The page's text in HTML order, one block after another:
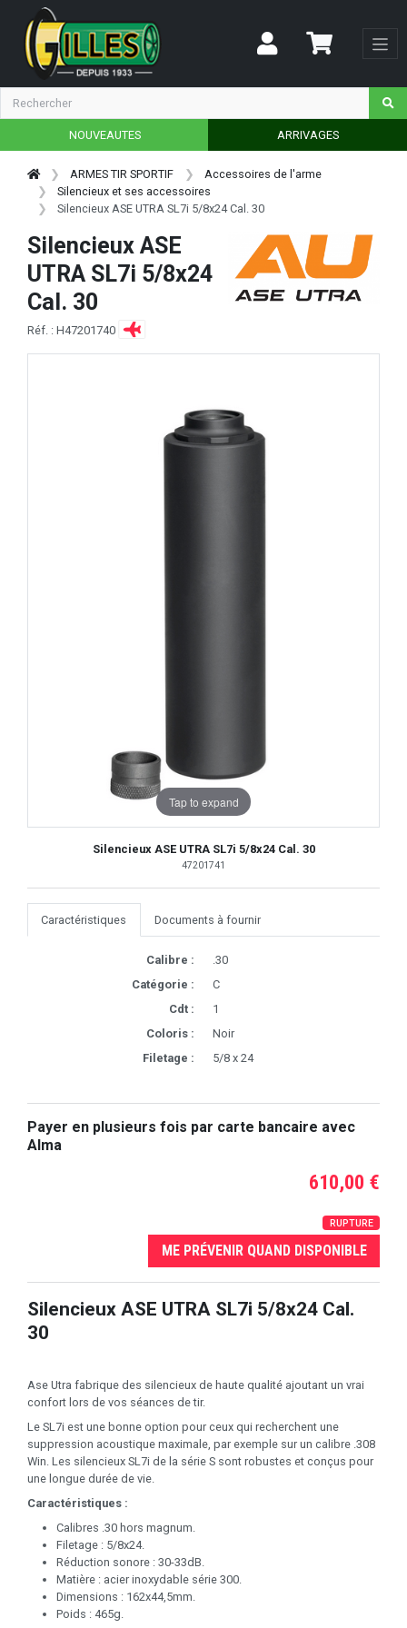
NOUVEAUTES ARRIVAGES
ARMES TIR SPORTIF
Accessoires de l'arme
Silencieux et ses accessoires
Silencieux ASE UTRA SL7i 5/8x24 Cal. 30
Silencieux ASE
UTRA SL7i 5/8x24
Cal. 30
Réf. : H47201740
Tap to expand
Silencieux ASE UTRA SL7i 5/8x24 Cal. 30
47201741
Caractéristiques Documents à fournir
Calibre :
.30
Catégorie :
C
Cdt :
1
Coloris :
Noir
Filetage :
5/8 x 24
Payer en plusieurs fois par carte bancaire avec
Alma
610,00 €
RUPTURE
ME PRÉVENIR QUAND DISPONIBLE
Silencieux ASE UTRA SL7i 5/8x24 Cal.
30
Ase Utra fabrique des silencieux de haute qualité ajoutant un vrai
confort lors de vos séances de tir.
Le SL7i est une bonne option pour ceux qui recherchent une
suppression acoustique maximale, par exemple sur un calibre .308
Win. Les silencieux SL7i de la série S sont robustes et conçus pour
une longue durée de vie.
Caractéristiques :
Calibres .30 hors magnum.
Filetage : 5/8x24.
Réduction sonore : 30-33dB.
Matière : acier inoxydable série 300.
Dimensions : 162x44,5mm.
Poids : 465g.